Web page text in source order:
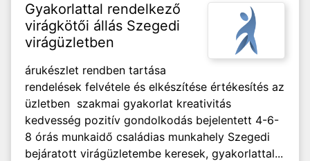
Gyakorlattal rendelkező
virágkötői állás Szegedi
virágüzletben
árukészlet rendben tartása
rendelések felvétele és elkészítése értékesítés az
üzletben szakmai gyakorlat kreativitás
kedvesség pozitív gondolkodás bejelentett 4-6-
8 órás munkaidő családias munkahely Szegedi
bejáratott virágüzletembe keresek, gyakorlattal...